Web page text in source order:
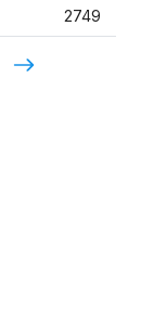
2749